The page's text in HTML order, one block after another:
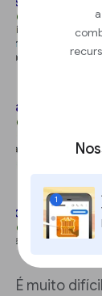
1
É muito